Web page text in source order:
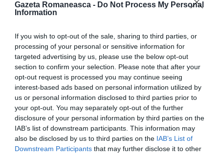
Gazeta Romaneasca - Do Not Process My Personal
Information
If you wish to opt-out of the sale, sharing to third parties, or
processing of your personal or sensitive information for
targeted advertising by us, please use the below opt-out
section to confirm your selection. Please note that after your
opt-out request is processed you may continue seeing
interest-based ads based on personal information utilized by
us or personal information disclosed to third parties prior to
your opt-out. You may separately opt-out of the further
disclosure of your personal information by third parties on the
IAB’s list of downstream participants. This information may
also be disclosed by us to third parties on the IAB’s List of
Downstream Participants that may further disclose it to other
A încercat să aprindă focul cu benzină
Medicii spun că fetiţa are arsuri de gradul II, pe
aproximativ 7% din corp, însă nu îi este pusă viaţa în
pericol.
”A suferit arsuri prin flacără la nivelul feţei şi membru
superior, circular, când a aprins focul şi a pus benzină.
E fără arsuri de căi aeriene, stabilă respirator şi
hemodinamic.